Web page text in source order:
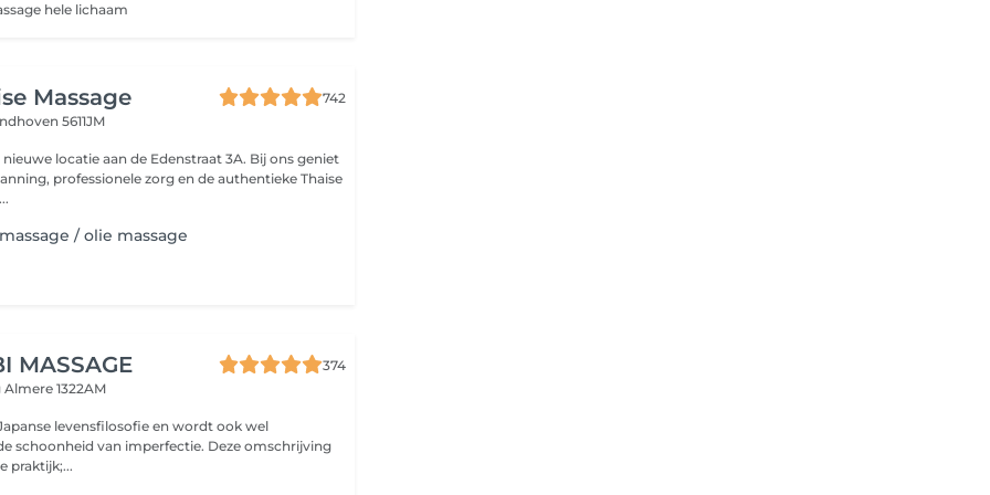
hele lichaam
Massage
742
5611JM
locatie aan de Edenstraat 3A. Bij ons geniet
professionele zorg en de authentieke Thaise
/ olie massage
MASSAGE
374
Almere 1322AM
levensfilosofie en wordt ook wel
schoonheid van imperfectie. Deze omschrijving
praktijk;...